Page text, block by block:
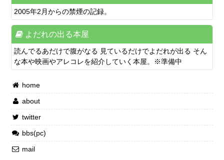
2005年2月からの禁煙の記録。
よだれの出る本屋
読んでるあだけで腹がなる 見ているだけでよだれが出る そん
な本や映画やアレコレを紹介していく本屋。※準備中
home
about
twitter
bbs(pc)
mail